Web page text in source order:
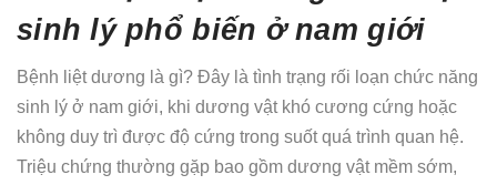
sinh lý phổ biến ở nam giới
Bệnh liệt dương là gì? Đây là tình trạng rối loạn chức năng
sinh lý ở nam giới, khi dương vật khó cương cứng hoặc
không duy trì được độ cứng trong suốt quá trình quan hệ.
Triệu chứng thường gặp bao gồm dương vật mềm sớm,